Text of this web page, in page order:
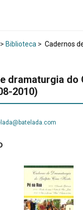
> Biblioteca> Cadernos
dramaturgia do
2010)